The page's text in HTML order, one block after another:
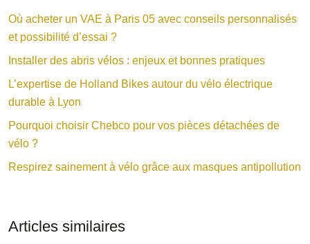
Où acheter un VAE à Paris 05 avec conseils personnalisés
et possibilité d’essai ?
Installer des abris vélos : enjeux et bonnes pratiques
L’expertise de Holland Bikes autour du vélo électrique
durable à Lyon
Pourquoi choisir Chebco pour vos pièces détachées de
vélo ?
Respirez sainement à vélo grâce aux masques antipollution
Articles similaires